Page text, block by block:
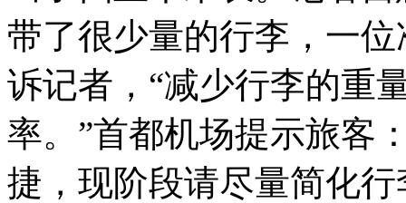
带了很少量的行李，一
诉记者，“减少行李的重
率。”首都机场提示旅客
捷，现阶段请尽量简化行